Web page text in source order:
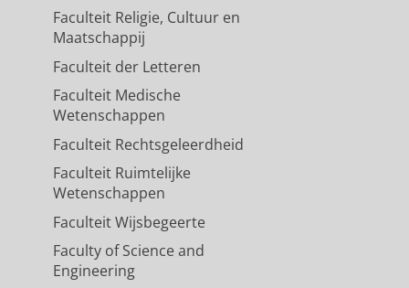
Faculteit Religie, Cultuur en
Maatschappij
Faculteit der Letteren
Faculteit Medische
Wetenschappen
Faculteit Rechtsgeleerdheid
Faculteit Ruimtelijke
Wetenschappen
Faculteit Wijsbegeerte
Faculty of Science and
Engineering